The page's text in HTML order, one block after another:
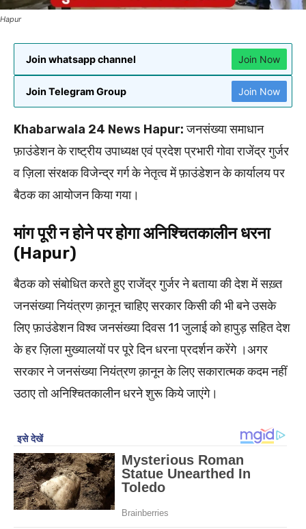
Hapur
Join whatsapp channel Join Now
Join Telegram Group Join Now
Khabarwala 24 News Hapur:जनसंख्या समाधान
फ़ाउंडेशन के राष्ट्रीय उपाध्यक्ष एवं प्रदेश प्रभारी गोवा राजेंद्र गुर्जर
व ज़िला संरक्षक विजेन्द्र गर्ग के नेतृत्व में फ़ाउंडेशन के कार्यालय पर
बैठक का आयोजन किया गया।
मांग पूरी न होने पर होगा अनिश्चितकालीन धरना
(Hapur)
बैठक को संबोधित करते हुए राजेंद्र गुर्जर ने बताया की देश में सख़्त
जनसंख्या नियंत्रण क़ानून चाहिए सरकार किसी की भी बने उसके
लिए फ़ाउंडेशन विश्व जनसंख्या दिवस 11 जुलाई को हापुड़ सहित देश
के हर ज़िला मुख्यालयों पर पूरे दिन धरना प्रदर्शन करेंगे ।अगर
सरकार ने जनसंख्या नियंत्रण क़ानून के लिए सकारात्मक कदम नहीं
उठाए तो अनिश्चितकालीन धरने शुरू किये जाएंगे।